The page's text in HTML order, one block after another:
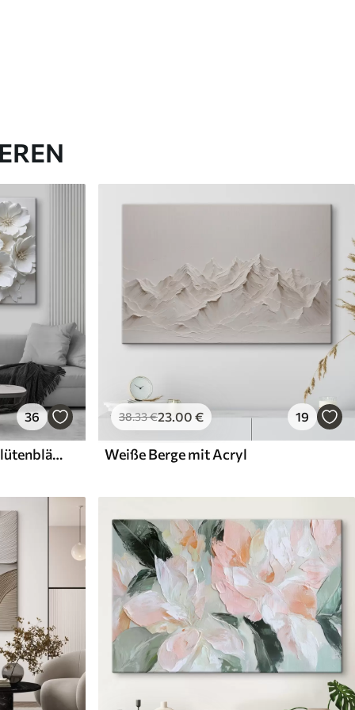
36
Weiße Blüten mit zarten Blütenblättern, angeordnet in einem wunderschönen Blumenmuster vor einem hellen Hintergrund
38.33€23.00 € 19
Weiße Berge mit Acryl